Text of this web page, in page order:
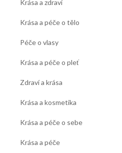
Krása a zdraví
Krása a péče o tělo
Péče o vlasy
Krása a péče o pleť
Zdraví a krása
Krása a kosmetika
Krása a péče o sebe
Krása a péče